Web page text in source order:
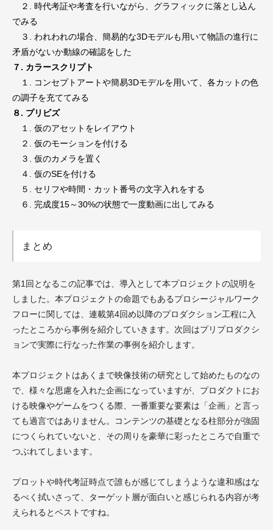
２. 時代考証や考査を行いながら、グラフィックに落とし込ん
でみる
３. われわれの場合、簡易的な3Dモデルも用いて物語の進行に
矛盾がないか動線の確認をした
７. カラースクリプト
１. コンセプトアートや簡易3Dモデルを用いて、各カットの色
の調子を充ててみる
８. プリビズ
１. 仮のアセットをレイアウト
２. 仮のモーションを付ける
３. 仮のカメラを置く
４. 仮のSEを付ける
５. セリフや時間・カット番号の文字入れをする
６. 完成度15～30%の状態で一度動画に出してみる
まとめ
第1回となるこの記事では、導入として本プロジェクトの説明を
しました。本プロジェクトの命題でもあるプロシージャルワーク
フローに関しては、連載第4回め以降のプロダクション工程に入
ったところから事例を紹介していきます。次回はプリプロダクシ
ョンで実際に行なった作業の事例を紹介します。
本プロジェクトはあくまで映像技術の研究として始めたものなの
で、様々な思慮を入れた企画になっていますが、プロダクトにお
ける映像やゲームをつくる際、一番重要な要素は「企画」と言っ
ても過言ではありません。コンテンツの基礎となる柱部分が強固
につくられていないと、その周りを豪華に彩ったところで自重で
つぶれてしまいます。
プロットや時代考証時点で誰もが感じてしまうような違和感はな
るべく拭いさって、ターゲット層が面白いと感じられる内容が考
えられるとベストですね。